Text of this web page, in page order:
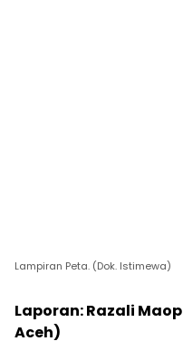
Lampiran Peta. (Dok. Istimewa)
Laporan: Razali
Aceh)